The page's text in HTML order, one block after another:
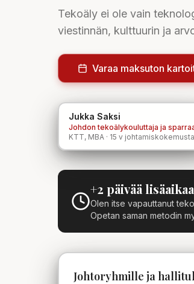
Tekoäly ei ole vain
viestinnän, kulttuurin ja
Varaa maksuton
Jukka Saksi
Johdon tekoälykouluttaja ja
KTT, MBA · 15 v johtamiskokemusta
+2 päivää
Olen itse vapauttanut
Opetan saman metodin
Johtoryhmille ja